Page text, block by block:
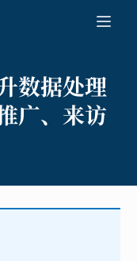
数据处理
广、来访